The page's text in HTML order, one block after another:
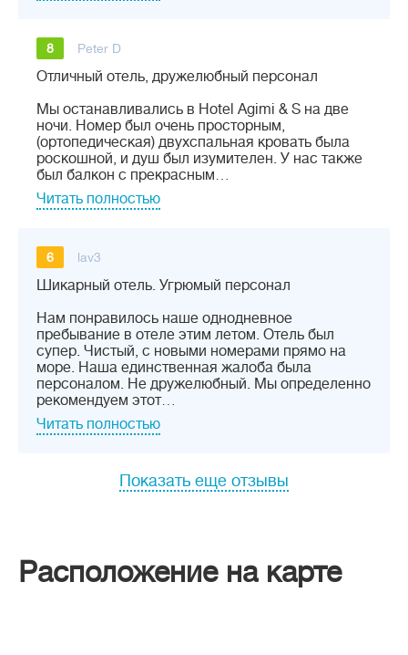
8 Peter D
Отличный отель, дружелюбный персонал
Мы останавливались в Hotel Agimi & S на две
ночи. Номер был очень просторным,
(ортопедическая) двухспальная кровать была
роскошной, и душ был изумителен. У нас также
был балкон с прекрасным…
Читать полностью
6 lav3
Шикарный отель. Угрюмый персонал
Нам понравилось наше однодневное
пребывание в отеле этим летом. Отель был
супер. Чистый, с новыми номерами прямо на
море. Наша единственная жалоба была
персоналом. Не дружелюбный. Мы определенно
рекомендуем этот…
Читать полностью
Показать еще отзывы
Расположение на карте